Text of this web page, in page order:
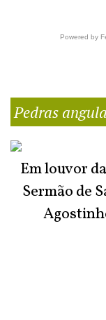
Powered by
Pedras
Em louvor
Sermão de